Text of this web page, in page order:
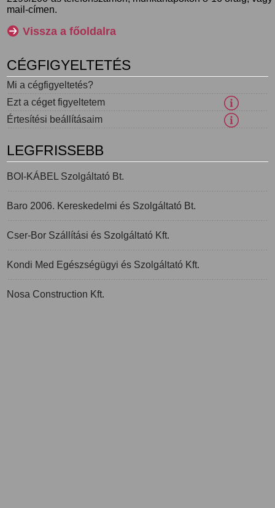
mail-címen.
Vissza a főoldalra
CÉGFIGYELTETÉS
Mi a cégfigyeltetés?
Ezt a céget figyeltetem
Értesítési beállításaim
LEGFRISSEBB
BOI-KÁBEL Szolgáltató Bt.
Baro 2006. Kereskedelmi és Szolgáltató Bt.
Cser-Bor Szállítási és Szolgáltató Kft.
Kondi Med Egészségügyi és Szolgáltató Kft.
Nosa Construction Kft.